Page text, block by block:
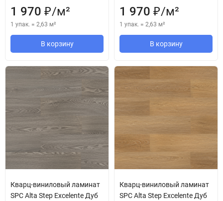
1 970 ₽/м²
1 упак. = 2,63 м²
В корзину
1 970 ₽/м²
1 упак. = 2,63 м²
В корзину
Кварц-виниловый ламинат
SPC Alta Step Excelente Дуб
Кварц-виниловый ламинат
SPC Alta Step Excelente Дуб